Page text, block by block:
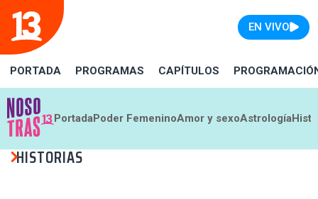
PORTADA PROGRAMAS CAPÍTULOS
EN VIVO
PortadaPoder FemeninoAmor y sexoAstrología
HISTORIAS